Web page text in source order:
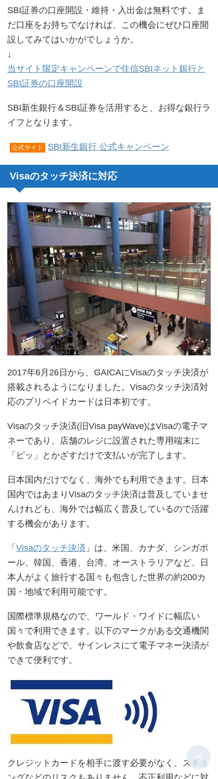
SBI証券の口座開設・維持・入出金は無料です。ま
だ口座をお持ちでなければ、この機会にぜひ口座開
設してみてはいかがでしょうか。
↓
当サイト限定キャンペーンで住信SBIネット銀行と
SBI証券の口座開設
SBI新生銀行＆SBI証券を活用すると、お得な銀行ラ
イフとなります。
公式サイト SBI新生銀行 公式キャンペーン
Visaのタッチ決済に対応
2017年6月26日から、GAICAにVisaのタッチ決済が
搭載されるようになりました。Visaのタッチ決済対
応のプリペイドカードは日本初です。
Visaのタッチ決済(旧Visa payWave)はVisaの電子マ
ネーであり、店舗のレジに設置された専用端末に
「ピッ」とかざすだけで支払いが完了します。
日本国内だけでなく、海外でも利用できます。日本
国内ではあまりVisaのタッチ決済は普及していませ
んけれども、海外では幅広く普及しているので活躍
する機会があります。
「 Visaのタッチ決済 」は、米国、カナダ、シンガポ
ール、韓国、香港、台湾、オーストラリアなど、日
本人がよく旅行する国々も包含した世界の約200カ
国・地域で利用可能です。
国際標準規格なので、ワールド・ワイドに幅広い
国々で利用できます。以下のマークがある交通機関
や飲食店などで、サインレスにて電子マネー決済が
できて便利です。
クレジットカードを相手に渡す必要がなく、スキミ